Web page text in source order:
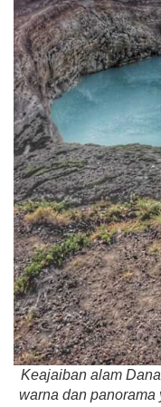
Keajaiban alam
warna dan panorama